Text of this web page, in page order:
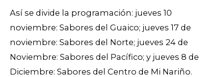
Así se divide la programación: jueves 10
noviembre: Sabores del Guaico; jueves 17 de
noviembre: Sabores del Norte; jueves 24 de
Noviembre: Sabores del Pacífico; y jueves 8 de
Diciembre: Sabores del Centro de Mi Nariño.